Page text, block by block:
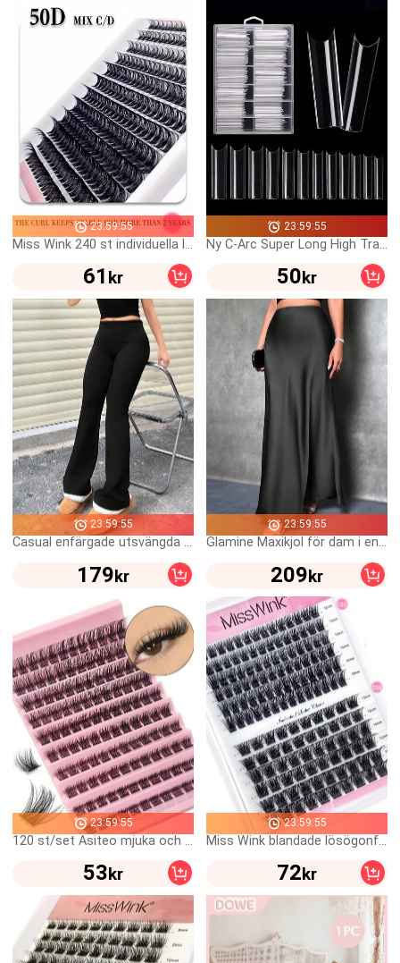
23:59:55
61 kr
23:59:55
50kr
23:59:55
Casual enfärgade utsvängda byxor med bred midja för kvinnor, högmidjade plisserade slimma leggings, svart, avslappnad stil för vår och höst
179kr
23:59:55
Glamine Maxikjol för dam i enfärgad sjöjungfrustil, midikjol i satin, elegant lång kjol, lämplig för damfest, vardagsbruk, svart midikjol
209kr
23:59:55
53kr
23:59:55
Miss Wink blandade lösögonfransar, set med 12 rader, längd 12–16 mm, C/D-böjning, diameter 0,07 mm, 144 st lösögonfransar, lämpliga för vardag eller speciella tillfällen
72kr